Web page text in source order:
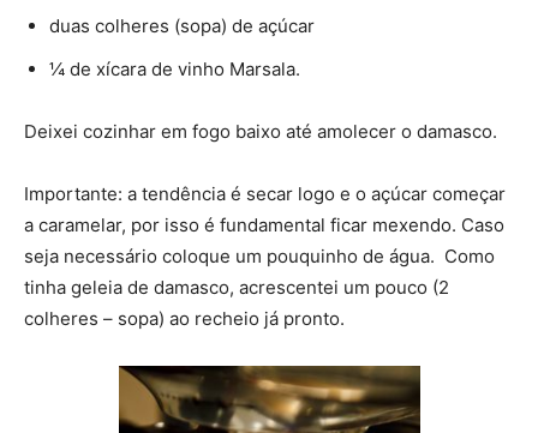
duas colheres (sopa) de açúcar
¼ de xícara de vinho Marsala.
Deixei cozinhar em fogo baixo até amolecer o damasco.
Importante: a tendência é secar logo e o açúcar começar
a caramelar, por isso é fundamental ficar mexendo. Caso
seja necessário coloque um pouquinho de água. Como
tinha geleia de damasco, acrescentei um pouco (2
colheres – sopa) ao recheio já pronto.